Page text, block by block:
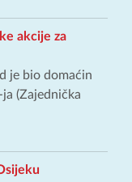
akcije za
je bio domaćin
(Zajednička